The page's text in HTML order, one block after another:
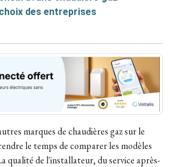
des entreprises
marques de chaudières gaz sur le
le temps de comparer les modèles
qualité de l'installateur, du service après-